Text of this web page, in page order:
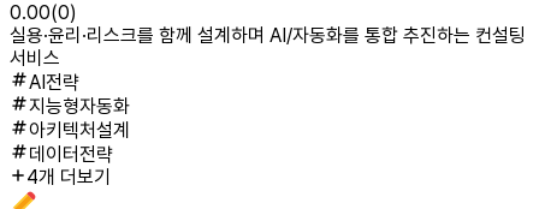
0.00(0)
실용·윤리·리스크를 함께 설계하며 AI/자동화를 통합 추진하는 컨설팅
서비스
AI전략
지능형자동화
아키텍처설계
데이터전략
4개 더보기